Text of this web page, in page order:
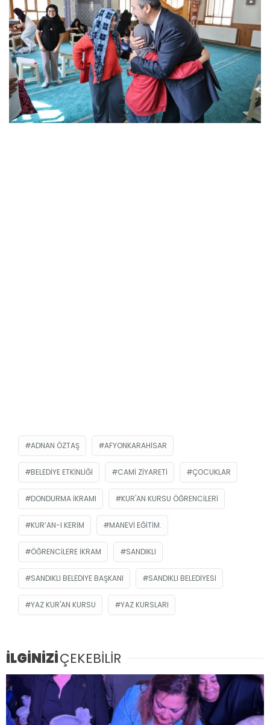
ADNAN ÖZTAŞ AFYONKARAHISAR
BELEDIYE ETKINLIĞI CAMI ZIYARETI ÇOCUKLAR
DONDURMA IKRAMI KUR'AN KURSU ÖĞRENCILERI
KUR’AN-I KERIM MANEVI EĞITIM.
ÖĞRENCILERE IKRAM SANDIKLI
SANDIKLI BELEDIYE BAŞKANI SANDIKLI BELEDIYESI
YAZ KUR'AN KURSU YAZ KURSLARI
İLGİNİZİÇEKEBİLİR